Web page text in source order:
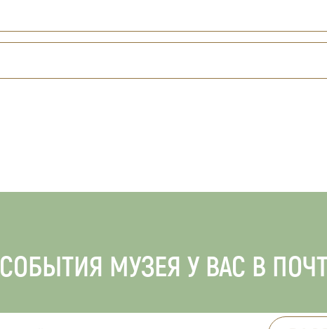
СОБЫТИЯ МУЗЕЯ У ВАС В